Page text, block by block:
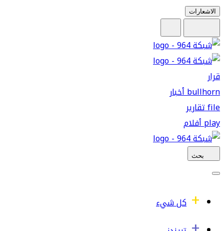
الاشعارات
قرار
bullhornأخبار
fileتقارير
playأفلام
بحث
كل شيء